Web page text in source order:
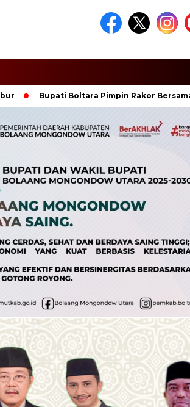
Bupati Boltara Pimpin Rakor Bersama